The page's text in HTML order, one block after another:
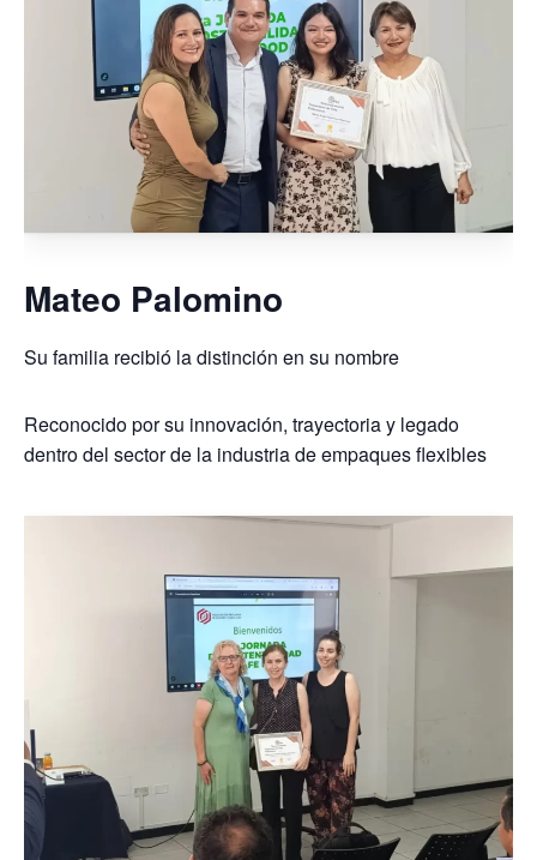
Mateo Palomino
Su familia recibió la distinción en su nombre
Reconocido por su innovación, trayectoria y legado
dentro del sector de la industria de empaques flexibles